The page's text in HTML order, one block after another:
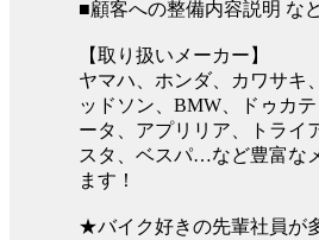
■顧客への整備内容説明 な
【取り扱いメーカー】
ヤマハ、ホンダ、カワサキ
ッドソン、BMW、ドゥカ
ータ、アプリリア、トライ
スタ、ベスパ…など豊富な
ます！
★バイク好きの先輩社員が